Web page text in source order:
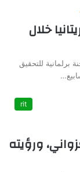
خلال
للتحقيق
ورؤيته